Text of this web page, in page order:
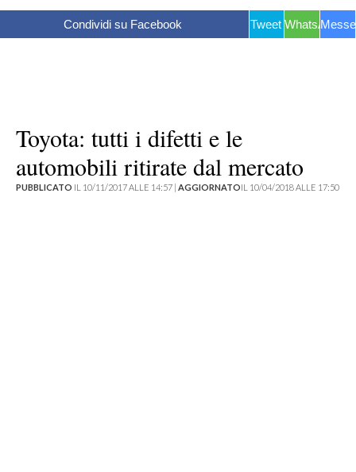
Condividi su Facebook Tweet WhatsApp
Toyota: tutti i difetti e le
automobili ritirate dal mercato
PUBBLICATO IL 10/11/2017 ALLE 14:57 | AGGIORNATOIL 10/04/2018 ALLE 17:50